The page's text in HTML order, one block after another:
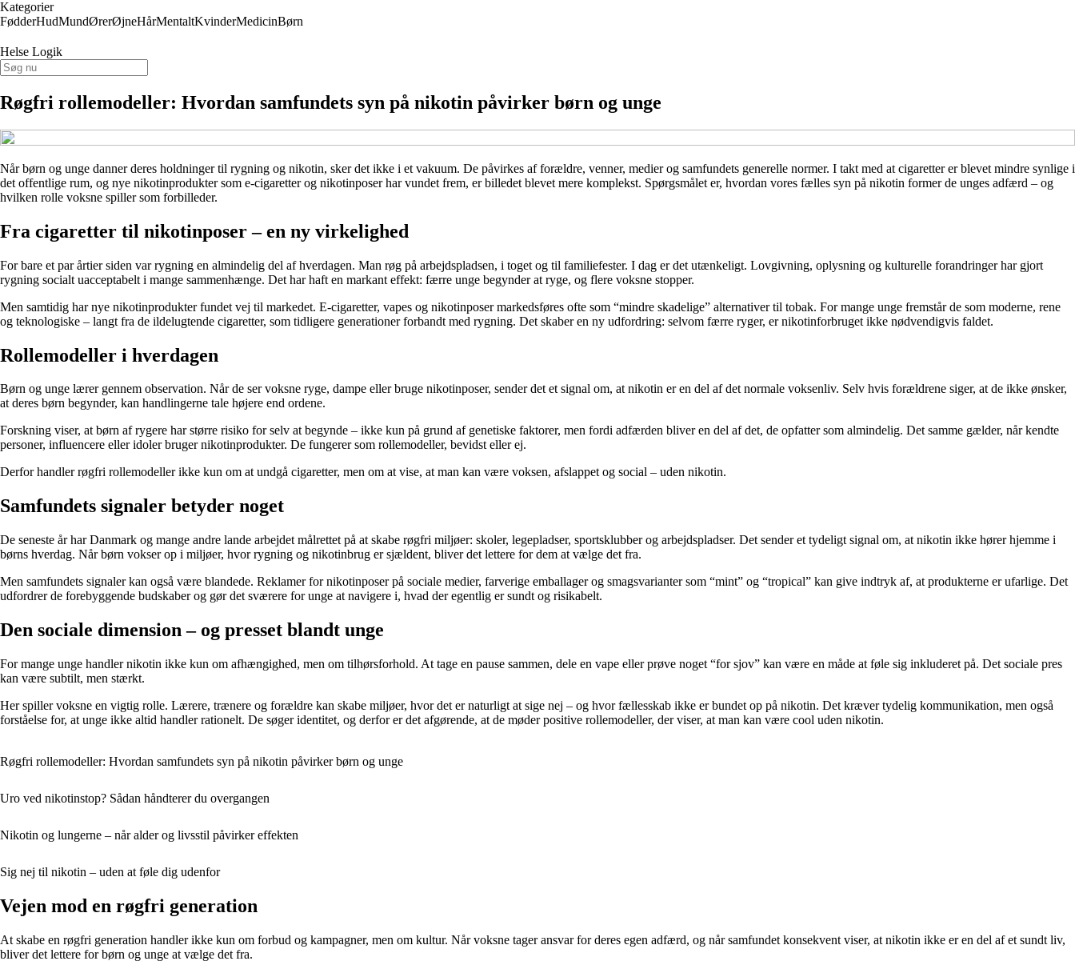
Kategorier
FødderHudMundØrerØjneHårMentaltKvinderMedicinBørn
Helse Logik
Røgfri rollemodeller: Hvordan samfundets syn på nikotin påvirker børn og unge
Når børn og unge danner deres holdninger til rygning og nikotin, sker det ikke i et vakuum. De påvirkes af forældre, venner, medier og samfundets generelle normer. I takt med at cigaretter er blevet mindre synlige i
det offentlige rum, og nye nikotinprodukter som e-cigaretter og nikotinposer har vundet frem, er billedet blevet mere komplekst. Spørgsmålet er, hvordan vores fælles syn på nikotin former de unges adfærd – og
hvilken rolle voksne spiller som forbilleder.
Fra cigaretter til nikotinposer – en ny virkelighed
For bare et par årtier siden var rygning en almindelig del af hverdagen. Man røg på arbejdspladsen, i toget og til familiefester. I dag er det utænkeligt. Lovgivning, oplysning og kulturelle forandringer har gjort
rygning socialt uacceptabelt i mange sammenhænge. Det har haft en markant effekt: færre unge begynder at ryge, og flere voksne stopper.
Men samtidig har nye nikotinprodukter fundet vej til markedet. E-cigaretter, vapes og nikotinposer markedsføres ofte som “mindre skadelige” alternativer til tobak. For mange unge fremstår de som moderne, rene
og teknologiske – langt fra de ildelugtende cigaretter, som tidligere generationer forbandt med rygning. Det skaber en ny udfordring: selvom færre ryger, er nikotinforbruget ikke nødvendigvis faldet.
Rollemodeller i hverdagen
Børn og unge lærer gennem observation. Når de ser voksne ryge, dampe eller bruge nikotinposer, sender det et signal om, at nikotin er en del af det normale voksenliv. Selv hvis forældrene siger, at de ikke ønsker,
at deres børn begynder, kan handlingerne tale højere end ordene.
Forskning viser, at børn af rygere har større risiko for selv at begynde – ikke kun på grund af genetiske faktorer, men fordi adfærden bliver en del af det, de opfatter som almindelig. Det samme gælder, når kendte
personer, influencere eller idoler bruger nikotinprodukter. De fungerer som rollemodeller, bevidst eller ej.
Derfor handler røgfri rollemodeller ikke kun om at undgå cigaretter, men om at vise, at man kan være voksen, afslappet og social – uden nikotin.
Samfundets signaler betyder noget
De seneste år har Danmark og mange andre lande arbejdet målrettet på at skabe røgfri miljøer: skoler, legepladser, sportsklubber og arbejdspladser. Det sender et tydeligt signal om, at nikotin ikke hører hjemme i
børns hverdag. Når børn vokser op i miljøer, hvor rygning og nikotinbrug er sjældent, bliver det lettere for dem at vælge det fra.
Men samfundets signaler kan også være blandede. Reklamer for nikotinposer på sociale medier, farverige emballager og smagsvarianter som “mint” og “tropical” kan give indtryk af, at produkterne er ufarlige. Det
udfordrer de forebyggende budskaber og gør det sværere for unge at navigere i, hvad der egentlig er sundt og risikabelt.
Den sociale dimension – og presset blandt unge
For mange unge handler nikotin ikke kun om afhængighed, men om tilhørsforhold. At tage en pause sammen, dele en vape eller prøve noget “for sjov” kan være en måde at føle sig inkluderet på. Det sociale pres
kan være subtilt, men stærkt.
Her spiller voksne en vigtig rolle. Lærere, trænere og forældre kan skabe miljøer, hvor det er naturligt at sige nej – og hvor fællesskab ikke er bundet op på nikotin. Det kræver tydelig kommunikation, men også
forståelse for, at unge ikke altid handler rationelt. De søger identitet, og derfor er det afgørende, at de møder positive rollemodeller, der viser, at man kan være cool uden nikotin.
Røgfri rollemodeller: Hvordan samfundets syn på nikotin påvirker børn og unge
Uro ved nikotinstop? Sådan håndterer du overgangen
Nikotin og lungerne – når alder og livsstil påvirker effekten
Sig nej til nikotin – uden at føle dig udenfor
Vejen mod en røgfri generation
At skabe en røgfri generation handler ikke kun om forbud og kampagner, men om kultur. Når voksne tager ansvar for deres egen adfærd, og når samfundet konsekvent viser, at nikotin ikke er en del af et sundt liv,
bliver det lettere for børn og unge at vælge det fra.